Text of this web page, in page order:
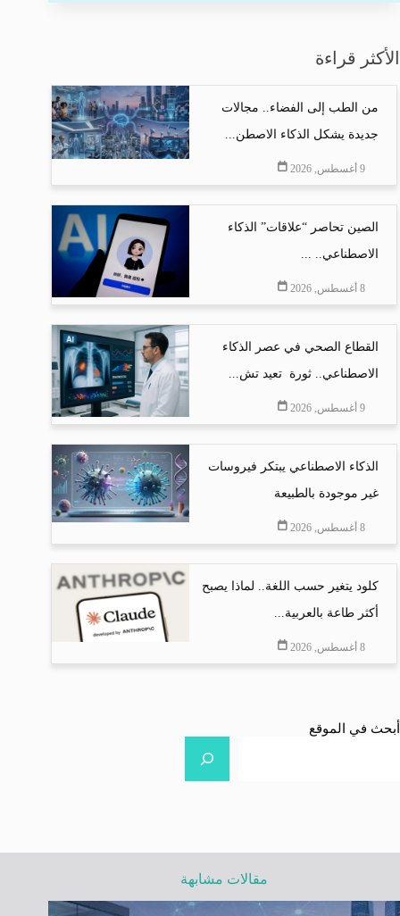
الأكثر قراءة
من الطب إلى الفضاء.. مجالات
جديدة يشكل الذكاء الاصطن...
9 أغسطس, 2026
الصين تحاصر “علاقات” الذكاء
الاصطناعي.. ...
8 أغسطس, 2026
القطاع الصحي في عصر الذكاء
الاصطناعي.. ثورة تعيد تش...
9 أغسطس, 2026
الذكاء الاصطناعي يبتكر فيروسات
غير موجودة بالطبيعة
8 أغسطس, 2026
كلود يتغير حسب اللغة.. لماذا يصبح
أكثر طاعة بالعربية...
8 أغسطس, 2026
أبحث في الموقع
مقالات مشابهة